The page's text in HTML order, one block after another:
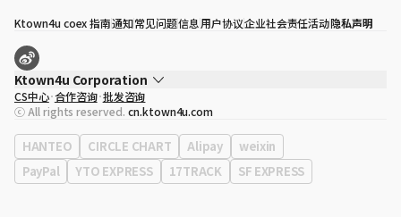
Ktown4u coex 指南通知常见问题信息用户协议企业社会责任活动隐私声明
Ktown4u Corporation
代表
宋効珉
营业执照 120-87-71116
公司地址 首尔特别市 江南区 岭东大路 513号 3楼 （三成洞， coex)
CS中心 合作咨询 批发咨询
ⓒ All rights reserved. cn.ktown4u.com
HANTEO CIRCLE CHART Alipay
weixin
PayPal
YTO EXPRESS 17TRACK SF EXPRESS